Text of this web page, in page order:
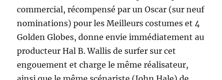
commercial, récompensé par un Oscar (sur neuf
nominations) pour les Meilleurs costumes et 4
Golden Globes, donne envie immédiatement au
producteur Hal B. Wallis de surfer sur cet
engouement et charge le même réalisateur,